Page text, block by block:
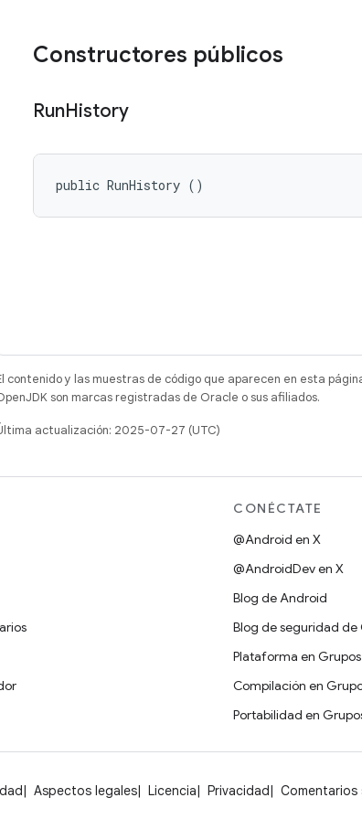
Constructores públicos
RunHistory
public RunHistory ()
contenido y las muestras de código que aparecen en esta
son marcas registradas de Oracle o sus afiliados.
actualización: 2025-07-27 (UTC)
CONÉCTATE
@Android en X
@AndroidDev en X
Blog de Android
Blog de seguridad de
Plataforma en
Compilación en
Portabilidad en
Aspectos legales Licencia Privacidad